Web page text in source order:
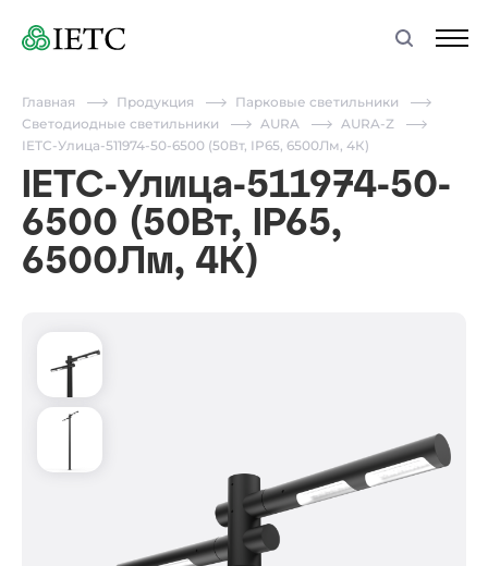
Главная Продукция
Парковые светильники
Светодиодные светильники
AURA
AURA-Z
IETC-Улица-511974-50-6500 (50Вт, IP65, 6500Лм, 4К)
IETC-Улица-511974-50-
6500 (50Вт, IP65,
6500Лм, 4К)